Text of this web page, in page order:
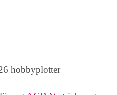
hobbyplotter